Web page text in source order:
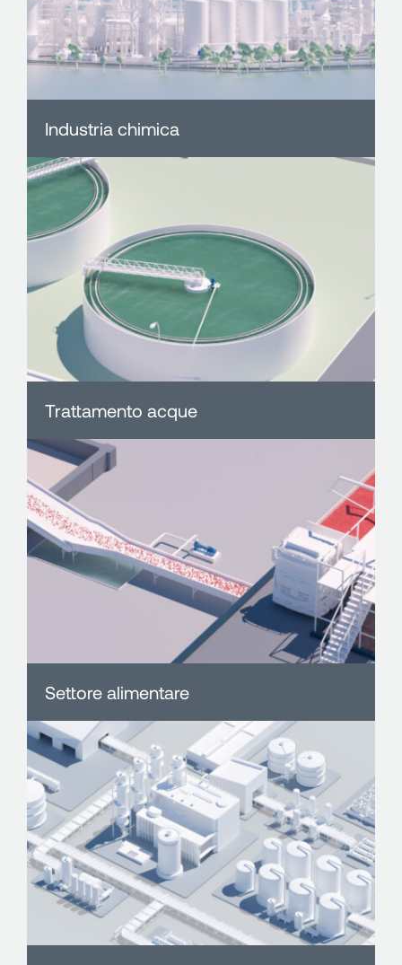
Industria chimica
Trattamento acque
Settore alimentare